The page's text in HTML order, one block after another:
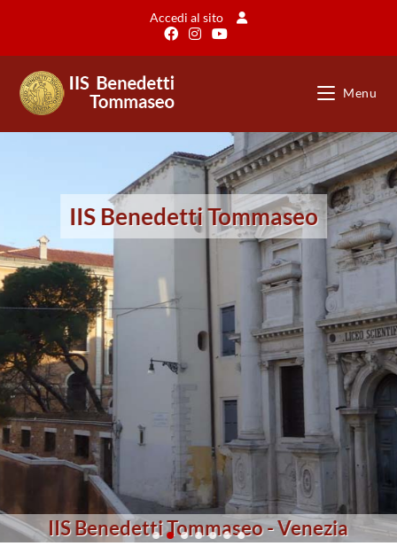
Accedi al sito
Menu
IIS Benedetti Tommaseo